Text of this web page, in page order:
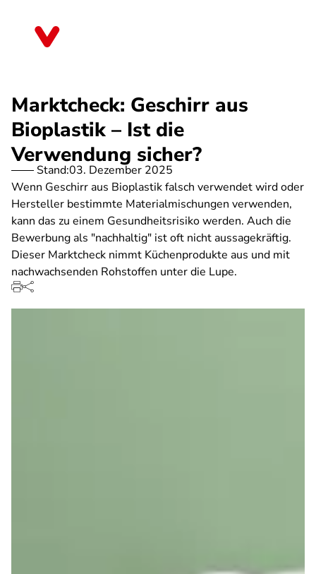
Marktcheck: Geschirr aus
Bioplastik – Ist die
Verwendung sicher?
Stand:03. Dezember 2025
Wenn Geschirr aus Bioplastik falsch verwendet wird oder
Hersteller bestimmte Materialmischungen verwenden,
kann das zu einem Gesundheitsrisiko werden. Auch die
Bewerbung als "nachhaltig" ist oft nicht aussagekräftig.
Dieser Marktcheck nimmt Küchenprodukte aus und mit
nachwachsenden Rohstoffen unter die Lupe.